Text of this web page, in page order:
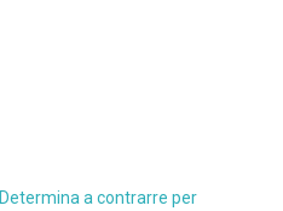
Determina a contrarre per